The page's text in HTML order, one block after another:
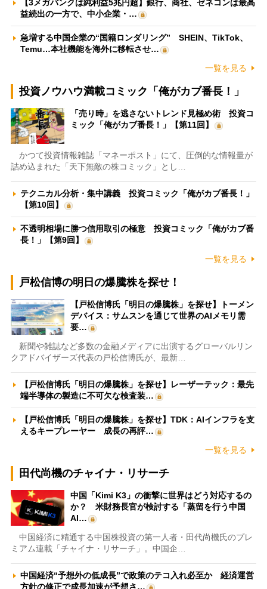
【3メガバンクは純利益5兆円超】銀行、商社、ゼネコンは最高
益続出の一方で、中小企業・…
急増する中国企業の“国籍ロンダリング” SHEIN、TikTok、
Temu…本社機能を海外に移転させ…
一覧を見る
投資ノウハウ満載コミック「俺がカブ番長！」
「売り時」を逃さないトレンド見極め術 投資コ
ミック「俺がカブ番長！」【第11回】
かつて投資情報雑誌「マネーポスト」にて、圧倒的な情報量が
詰め込まれた「天下無敵の株コミック」とし…
テクニカル分析・集中講義 投資コミック「俺がカブ番長！」
【第10回】
不透明相場に勝つ信用取引の極意 投資コミック「俺がカブ番
長！」【第9回】
一覧を見る
戸松信博の明日の爆騰株を探せ！
【戸松信博氏「明日の爆騰株」を探せ】トーメン
デバイス：サムスンを通じて世界のAIメモリ需
要…
新聞や雑誌など多数の金融メディアに出演するグローバルリン
クアドバイザーズ代表の戸松信博氏が、最新…
【戸松信博氏「明日の爆騰株」を探せ】レーザーテック：最先
端半導体の製造に不可欠な検査装…
【戸松信博氏「明日の爆騰株」を探せ】TDK：AIインフラを支
えるキープレーヤー 成長の再評…
一覧を見る
田代尚機のチャイナ・リサーチ
中国「Kimi K3」の衝撃に世界はどう対応するの
か？ 米財務長官が検討する「蒸留を行う中国
AI…
中国経済に精通する中国株投資の第一人者・田代尚機氏のプレ
ミアム連載「チャイナ・リサーチ」。中国企…
中国経済“予想外の低成長”で政策のテコ入れ必至か 経済運営
方針の修正で成長加速が予想さ…